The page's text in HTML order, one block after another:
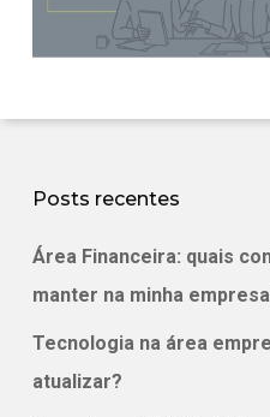
Posts recentes
Área Financeira: quais
manter na minha
Tecnologia na área
atualizar?